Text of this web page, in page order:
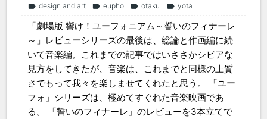
label design and art label eupho label otaku label yota
「劇場版 響け！ユーフォニアム～誓いのフィナーレ
～」レビューシリーズの最後は、総論と作画編に続
いて音楽編。これまでの記事ではいささかシビアな
見方をしてきたが、音楽は、これまでと同様の上質
さでもって我々を楽しませてくれたと思う。 「ユー
フォ」シリーズは、極めてすぐれた音楽映画であ
る。 「誓いのフィナーレ」のレビューを3本立てで